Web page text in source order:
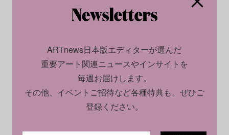
ARTnews日本版エディターが選んだ
重要アート関連ニュースやインサイトを
毎週お届けします。
その他、イベントご招待など各種特典も。ぜひご
登録ください。